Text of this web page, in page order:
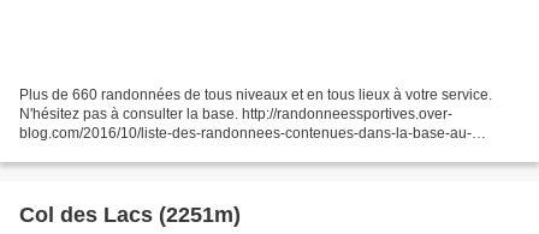
Plus de 660 randonnées de tous niveaux et en tous lieux à votre service.
N'hésitez pas à consulter la base. http://randonneessportives.over-
blog.com/2016/10/liste-des-randonnees-contenues-dans-la-base-au-
Col des Lacs (2251m)